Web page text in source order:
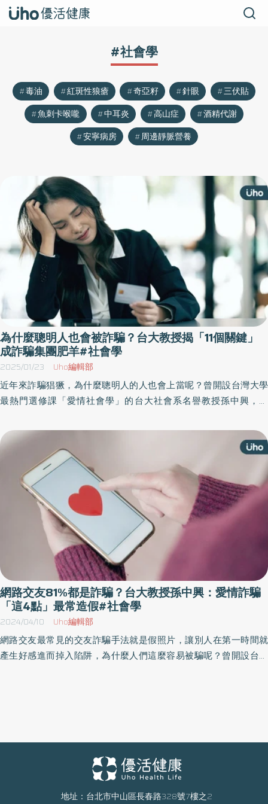
#社會學
毒油 紅斑性狼瘡 奇亞籽 針眼
三伏貼
魚刺卡喉嚨
中耳炎 高山症
酒精代謝
安寧病房
周邊靜脈營養
為什麼聰明人也會被詐騙？台大教授揭「11個關鍵」
成詐騙集團肥羊#社會學
2025/01/23 Uho編輯部
近年來詐騙猖獗，為什麼聰明人的人也會上當呢？曾開設台灣大學
最熱門選修課「愛情社會學」的台大社會系名譽教授孫中興，於
及相關實驗研究等資料，深入「詐騙」到「信任」互為因果、表裡
的關係，從個人內在到生活情境，幫助讀者剖析他人也反思自己。
以下為原書摘文：
網路交友81%都是詐騙？台大教授孫中興：愛情詐騙
「這4點」最常造假#社會學
2024/04/10 Uho編輯部
網路交友最常見的交友詐騙手法就是假照片，讓別人在第一時間就
產生好感進而掉入陷阱，為什麼人們這麼容易被騙呢？曾開設台灣
地址：台北市中山區長春路328號7樓之2